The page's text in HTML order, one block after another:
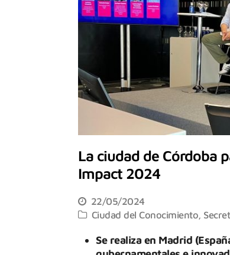
La ciudad de Córdoba
Impact 2024
22/05/2024
Ciudad del Conocimiento,
Se realiza en Madrid